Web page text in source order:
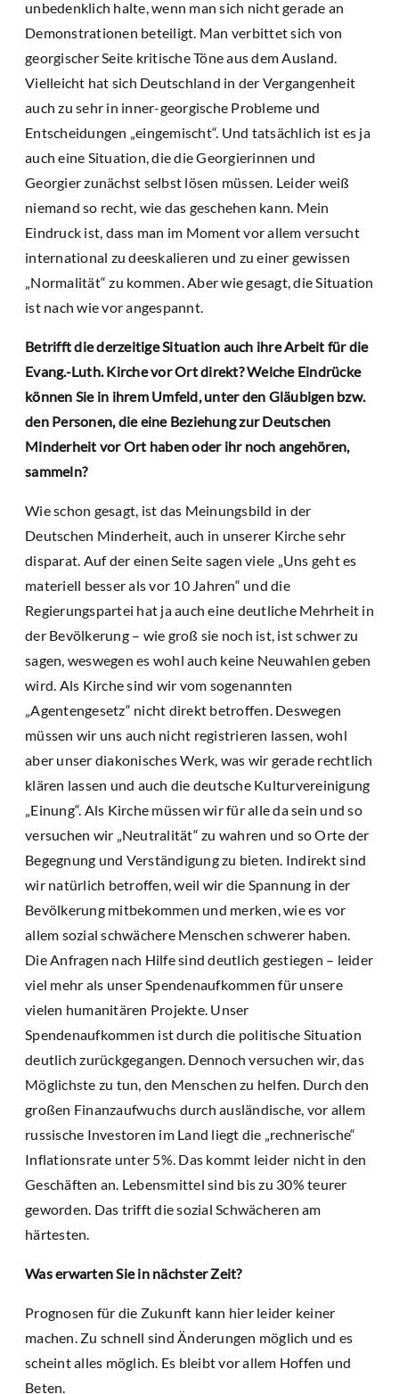
unbedenklich halte, wenn man sich nicht gerade an
Demonstrationen beteiligt. Man verbittet sich von
georgischer Seite kritische Töne aus dem Ausland.
Vielleicht hat sich Deutschland in der Vergangenheit
auch zu sehr in inner-georgische Probleme und
Entscheidungen „eingemischt“. Und tatsächlich ist es ja
auch eine Situation, die die Georgierinnen und
Georgier zunächst selbst lösen müssen. Leider weiß
niemand so recht, wie das geschehen kann. Mein
Eindruck ist, dass man im Moment vor allem versucht
international zu deeskalieren und zu einer gewissen
„Normalität“ zu kommen. Aber wie gesagt, die Situation
ist nach wie vor angespannt.
Betrifft die derzeitige Situation auch ihre Arbeit für die
Evang.-Luth. Kirche vor Ort direkt? Welche Eindrücke
können Sie in ihrem Umfeld, unter den Gläubigen bzw.
den Personen, die eine Beziehung zur Deutschen
Minderheit vor Ort haben oder ihr noch angehören,
sammeln?
Wie schon gesagt, ist das Meinungsbild in der
Deutschen Minderheit, auch in unserer Kirche sehr
disparat. Auf der einen Seite sagen viele „Uns geht es
materiell besser als vor 10 Jahren“ und die
Regierungspartei hat ja auch eine deutliche Mehrheit in
der Bevölkerung – wie groß sie noch ist, ist schwer zu
sagen, weswegen es wohl auch keine Neuwahlen geben
wird. Als Kirche sind wir vom sogenannten
„Agentengesetz“ nicht direkt betroffen. Deswegen
müssen wir uns auch nicht registrieren lassen, wohl
aber unser diakonisches Werk, was wir gerade rechtlich
klären lassen und auch die deutsche Kulturvereinigung
„Einung“. Als Kirche müssen wir für alle da sein und so
versuchen wir „Neutralität“ zu wahren und so Orte der
Begegnung und Verständigung zu bieten. Indirekt sind
wir natürlich betroffen, weil wir die Spannung in der
Bevölkerung mitbekommen und merken, wie es vor
allem sozial schwächere Menschen schwerer haben.
Die Anfragen nach Hilfe sind deutlich gestiegen – leider
viel mehr als unser Spendenaufkommen für unsere
vielen humanitären Projekte. Unser
Spendenaufkommen ist durch die politische Situation
deutlich zurückgegangen. Dennoch versuchen wir, das
Möglichste zu tun, den Menschen zu helfen. Durch den
großen Finanzaufwuchs durch ausländische, vor allem
russische Investoren im Land liegt die „rechnerische“
Inflationsrate unter 5%. Das kommt leider nicht in den
Geschäften an. Lebensmittel sind bis zu 30% teurer
geworden. Das trifft die sozial Schwächeren am
härtesten.
Was erwarten Sie in nächster Zeit?
Prognosen für die Zukunft kann hier leider keiner
machen. Zu schnell sind Änderungen möglich und es
scheint alles möglich. Es bleibt vor allem Hoffen und
Beten.